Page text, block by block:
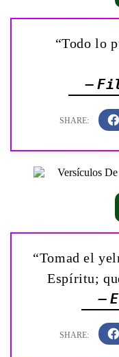
“Todo lo
—
“Tomad el
Espíritu;
—